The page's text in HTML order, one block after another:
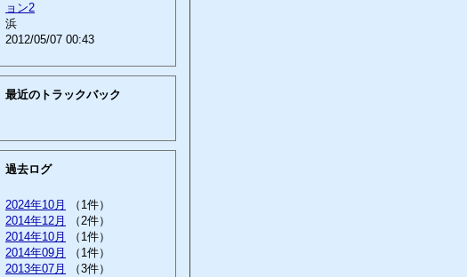
ョン2
浜
2012/05/07 00:43
最近のトラックバック
過去ログ
2024年10月
（1件）
2014年12月
（2件）
2014年10月
（1件）
2014年09月
（1件）
2013年07月
（3件）